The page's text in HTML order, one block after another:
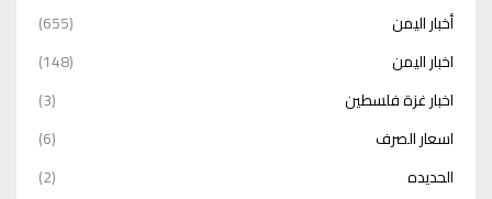
أخبار اليمن
(655)
اخبار اليمن
(148)
اخبار غزة فلسطين
(3)
اسعار الصرف
(6)
الحديده
(2)